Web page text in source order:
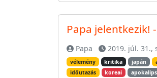
Papa jelentkezik!
Papa 2019. júl. 31.,
vélemény kritika japán
időutazás
koreai